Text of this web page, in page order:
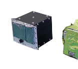
2022/06/
「革